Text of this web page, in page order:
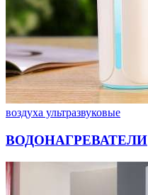
воздуха ультразвуковые
ВОДОНАГРЕВАТЕЛИ